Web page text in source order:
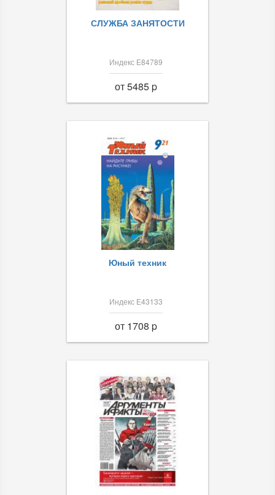
СЛУЖБА ЗАНЯТОСТИ
Индекс Е84789
от 5485 p
Юный техник
Индекс Е43133
от 1708 p